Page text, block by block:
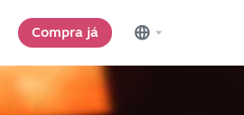
Compra já